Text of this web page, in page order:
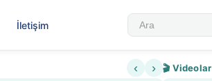
İletişim
‹ › 🎬 Videolar